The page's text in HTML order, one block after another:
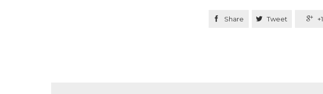
 Share  Tweet  +1